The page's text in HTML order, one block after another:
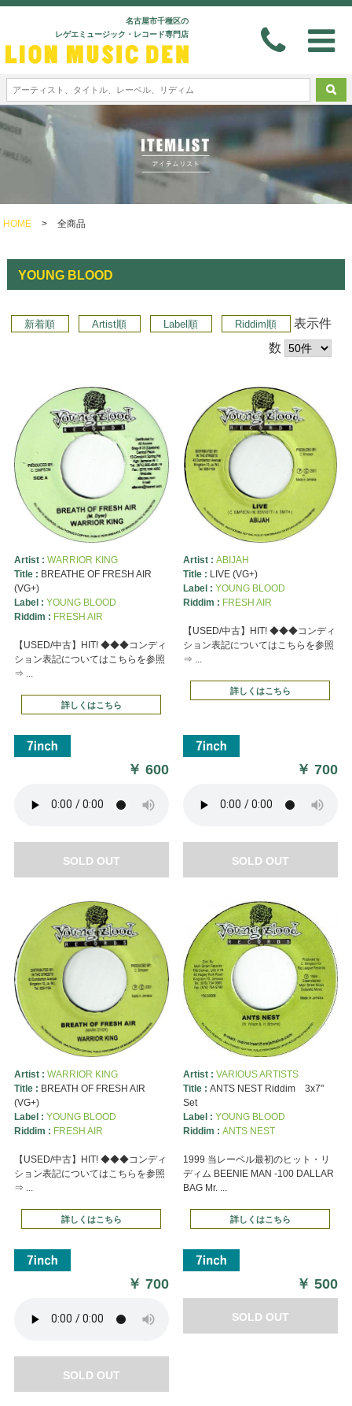
名古屋市千種区の
レゲエミュージック・レコード専門店
HOME > 全商品
YOUNG BLOOD
新着順 Artist順 Label順 Riddim順
表示件
数
Artist : WARRIOR KING
Title : BREATHE OF FRESH AIR
(VG+)
Label : YOUNG BLOOD
Riddim : FRESH AIR
【USED/中古】HIT! ◆◆◆コンディ
ション表記についてはこちらを参照
⇒ ...
詳しくはこちら
￥600
SOLD OUT
Artist : ABIJAH
Title : LIVE (VG+)
Label : YOUNG BLOOD
Riddim : FRESH AIR
【USED/中古】HIT! ◆◆◆コンディ
ション表記についてはこちらを参照
⇒ ...
詳しくはこちら
￥700
SOLD OUT
Artist : WARRIOR KING
Title : BREATH OF FRESH AIR
(VG+)
Label : YOUNG BLOOD
Riddim : FRESH AIR
【USED/中古】HIT! ◆◆◆コンディ
ション表記についてはこちらを参照
⇒ ...
詳しくはこちら
￥700
SOLD OUT
Artist : VARIOUS ARTISTS
Title : ANTS NEST Riddim 3x7"
Set
Label : YOUNG BLOOD
Riddim : ANTS NEST
1999 当レーベル最初のヒット・リ
ディム BEENIE MAN -100 DALLAR
BAG Mr. ...
詳しくはこちら
￥500
SOLD OUT